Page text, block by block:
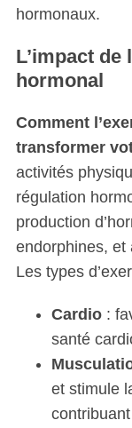
hormonaux.
L’impact de
hormonal
Comment
transformer
activités
régulation
production
endorphines, et
Les types
Cardio:
santé
et stimule